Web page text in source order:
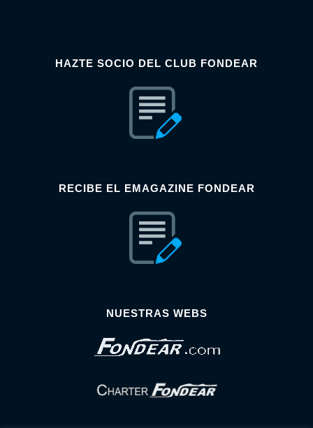
HAZTE SOCIO DEL CLUB FONDEAR
RECIBE EL EMAGAZINE FONDEAR
NUESTRAS WEBS